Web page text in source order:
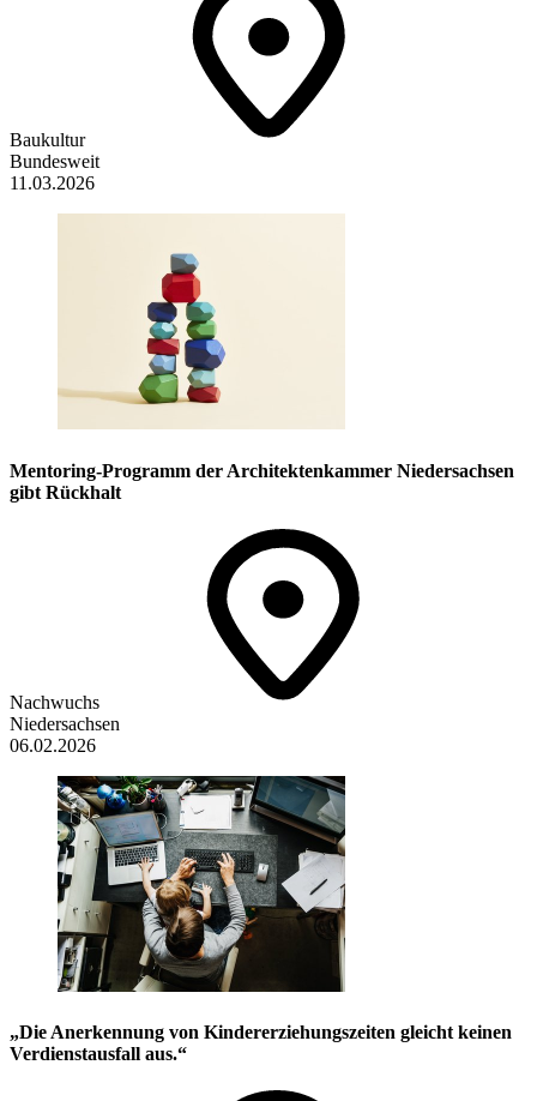
Baukultur
Bundesweit
11.03.2026
Mentoring-Programm der Architektenkammer Niedersachsen
gibt Rückhalt
Nachwuchs
Niedersachsen
06.02.2026
„Die Anerkennung von Kindererziehungszeiten gleicht keinen
Verdienstausfall aus.“